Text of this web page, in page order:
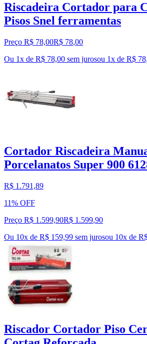
Riscadeira Cortador para
Pisos Snel ferramentas
Preço R$ 78,00R$ 78,00
Ou 1x de R$ 78,00 sem jurosou 1x de R$
Cortador Riscadeira
Porcelanatos Super 900
R$ 1.791,89
11% OFF
Preço R$ 1.599,90R$ 1.599,90
Ou 10x de R$ 159,99 sem jurosou 10x de
Riscador Cortador Piso